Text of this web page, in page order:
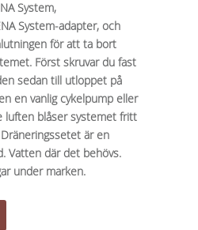
System,
System-adapter, och
för att ta bort
Först skruvar du fast
sedan till utloppet på
en vanlig cykelpump eller
luften blåser systemet fritt
är en
Vatten där det behövs.
under marken.